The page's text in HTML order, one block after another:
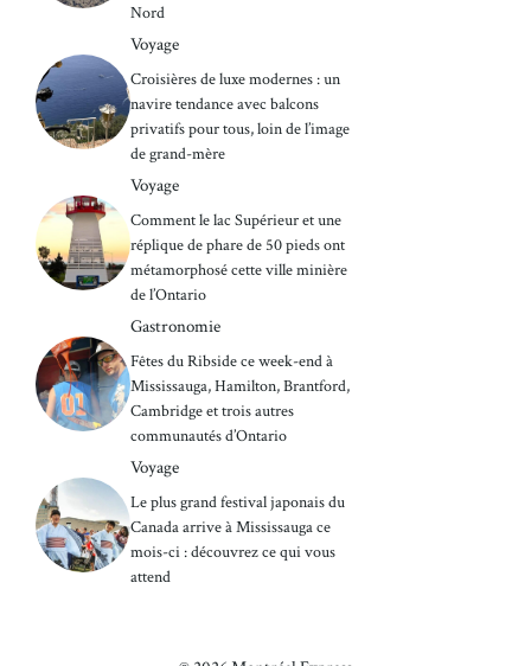
Nord
Voyage
Croisières de luxe modernes : un
navire tendance avec balcons
privatifs pour tous, loin de l’image
de grand-mère
Voyage
Comment le lac Supérieur et une
réplique de phare de 50 pieds ont
métamorphosé cette ville minière
de l’Ontario
Gastronomie
Fêtes du Ribside ce week-end à
Mississauga, Hamilton, Brantford,
Cambridge et trois autres
communautés d’Ontario
Voyage
Le plus grand festival japonais du
Canada arrive à Mississauga ce
mois-ci : découvrez ce qui vous
attend